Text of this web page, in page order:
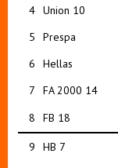
4 Union 10
5
Prespa
6
Hellas
7
FA 2000 14
8
FB 18
9 HB 7